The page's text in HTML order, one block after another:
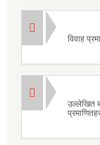
विवाह
उल्लेखित